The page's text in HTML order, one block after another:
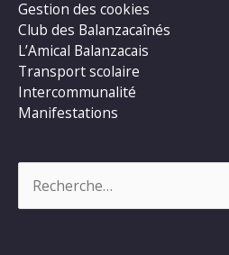
Gestion des cookies
Club des Balanzacaînés
L’Amical Balanzacais
Transport scolaire
Intercommunalité
Manifestations